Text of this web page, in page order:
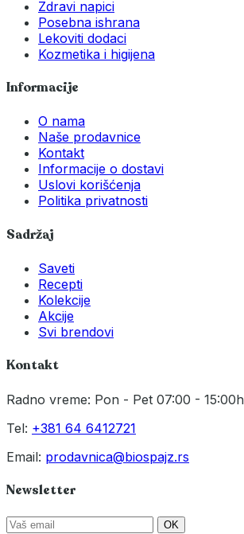
Zdravi napici
Posebna ishrana
Lekoviti dodaci
Kozmetika i higijena
Informacije
O nama
Naše prodavnice
Kontakt
Informacije o dostavi
Uslovi korišćenja
Politika privatnosti
Sadržaj
Saveti
Recepti
Kolekcije
Akcije
Svi brendovi
Kontakt
Radno vreme: Pon - Pet 07:00 - 15:00h
Tel: +381 64 6412721
Email: prodavnica@biospajz.rs
Newsletter
OK